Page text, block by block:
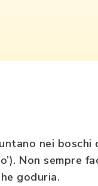
nei boschi
Non sempre
goduria.